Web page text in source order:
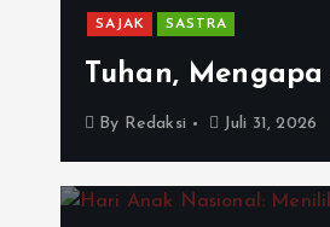
SAJAK SASTRA
Tuhan, Mengapa
By Redaksi Juli 31, 2026